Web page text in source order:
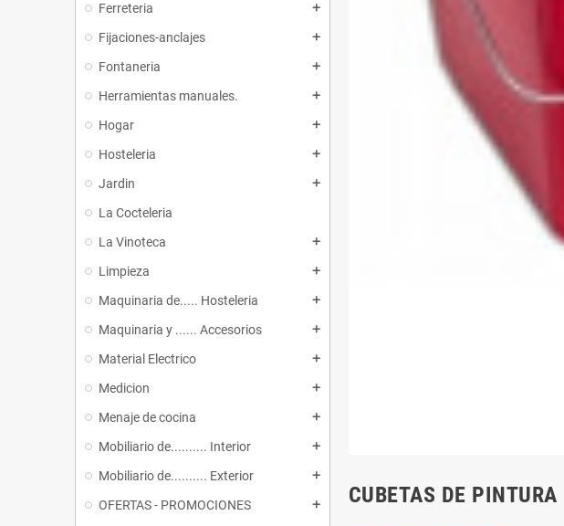
Ferreteria add
Fijaciones-anclajes add
Fontaneria add
Herramientas manuales. add
Hogar add
Hosteleria add
Jardin add
La Cocteleria
La Vinoteca
add
Limpieza add
Maquinaria de..... Hosteleria add
Maquinaria y ...... Accesorios add
Material Electrico add
Medicion add
Menaje de cocina add
Mobiliario de.......... Interior add
Mobiliario de.......... Exterior add
OFERTAS - PROMOCIONES add CUBETAS DE PINTURA